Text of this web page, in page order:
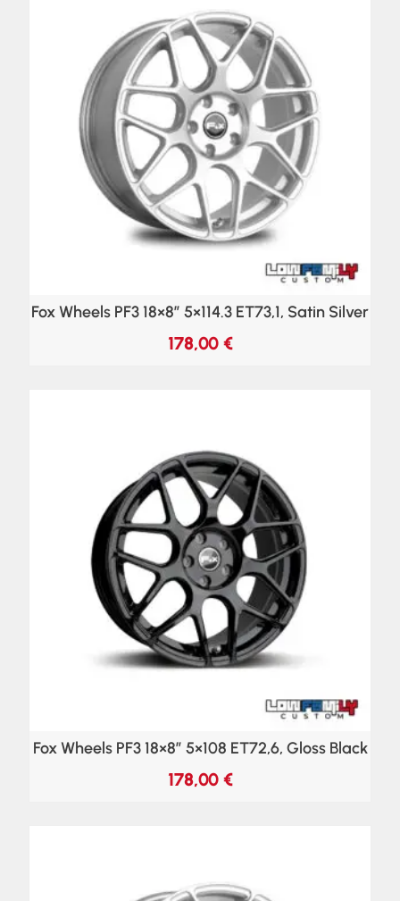
Fox Wheels PF3 18×8″ 5×114.3 ET73,1, Satin Silver
178,00 €
Fox Wheels PF3 18×8″ 5×108 ET72,6, Gloss Black
178,00 €